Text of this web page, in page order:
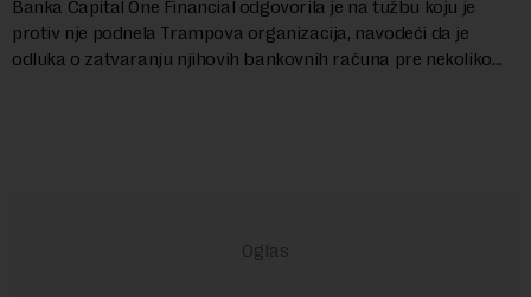
Banka Capital One Financial odgovorila je na tužbu koju je
protiv nje podnela Trampova organizacija, navodeći da je
odluka o zatvaranju njihovih bankovnih računa pre nekoliko